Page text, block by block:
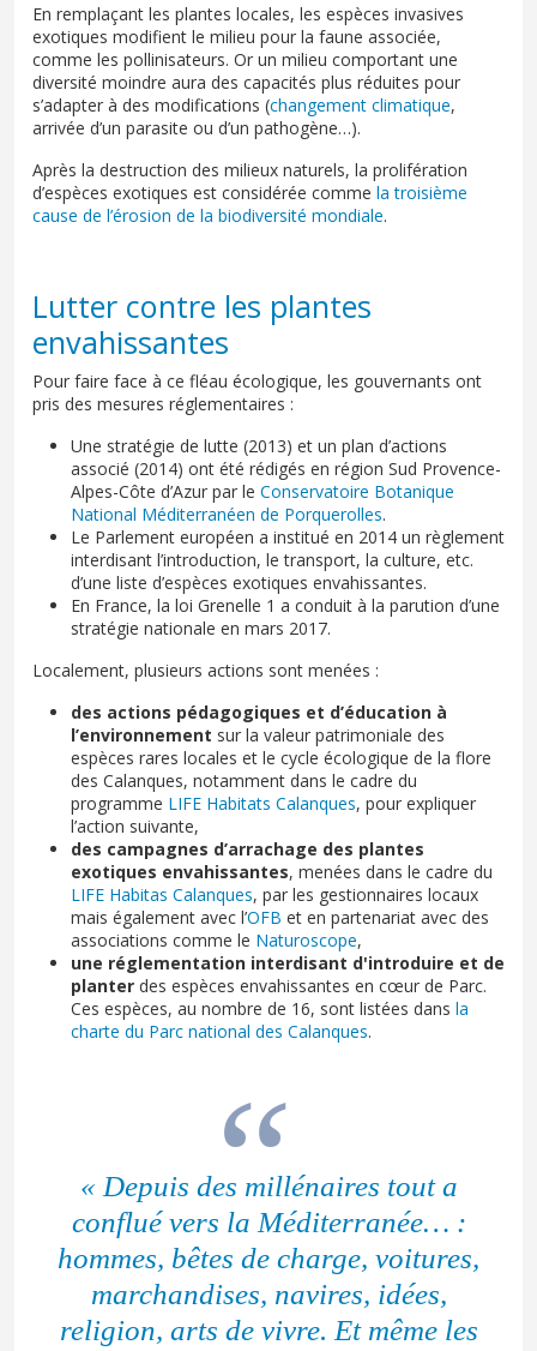
En remplaçant les plantes locales, les espèces invasives
exotiques modifient le milieu pour la faune associée,
comme les pollinisateurs. Or un milieu comportant une
diversité moindre aura des capacités plus réduites pour
s’adapter à des modifications (changement climatique,
arrivée d’un parasite ou d’un pathogène…).
Après la destruction des milieux naturels, la prolifération
d’espèces exotiques est considérée comme la troisième
cause de l’érosion de la biodiversité mondiale.
Lutter contre les plantes
envahissantes
Pour faire face à ce fléau écologique, les gouvernants ont
pris des mesures réglementaires :
Une stratégie de lutte (2013) et un plan d’actions
associé (2014) ont été rédigés en région Sud Provence-
Alpes-Côte d’Azur par le Conservatoire Botanique
National Méditerranéen de Porquerolles.
Le Parlement européen a institué en 2014 un règlement
interdisant l’introduction, le transport, la culture, etc.
d’une liste d’espèces exotiques envahissantes.
En France, la loi Grenelle 1 a conduit à la parution d’une
stratégie nationale en mars 2017.
Localement, plusieurs actions sont menées :
des actions pédagogiques et d’éducation à
l’environnement sur la valeur patrimoniale des
espèces rares locales et le cycle écologique de la flore
des Calanques, notamment dans le cadre du
programme LIFE Habitats Calanques, pour expliquer
l’action suivante,
des campagnes d’arrachage des plantes
exotiques envahissantes, menées dans le cadre du
LIFE Habitas Calanques, par les gestionnaires locaux
mais également avec l’OFB et en partenariat avec des
associations comme le Naturoscope,
une réglementation interdisant d'introduire et de
planter des espèces envahissantes en cœur de Parc.
Ces espèces, au nombre de 16, sont listées dans la
charte du Parc national des Calanques.
« Depuis des millénaires tout a
conflué vers la Méditerranée… :
hommes, bêtes de charge, voitures,
marchandises, navires, idées,
religion, arts de vivre. Et même les